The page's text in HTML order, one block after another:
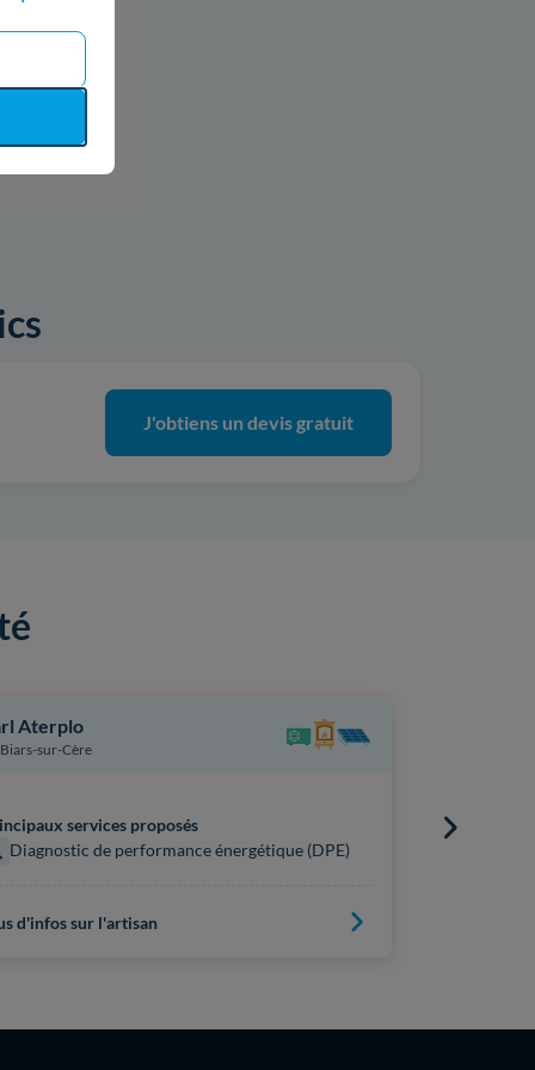
J'obtiens un devis gratuit
Aterplo
Biars-sur-Cère
services proposés
Diagnostic de performance énergétique (DPE)
d'infos sur l'artisan
Principaux